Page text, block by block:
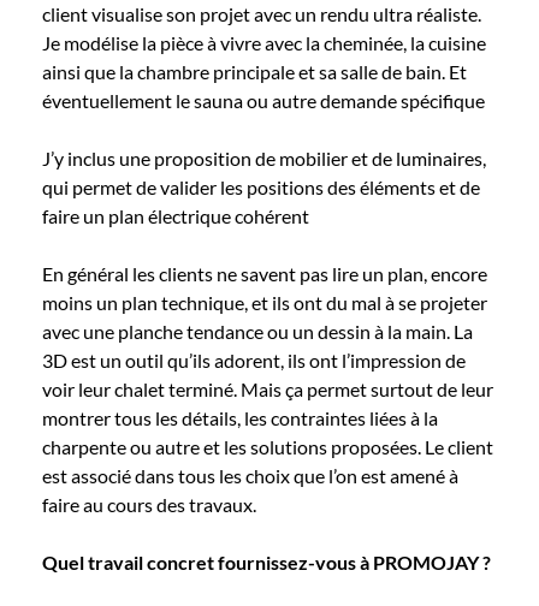
client visualise son projet avec un rendu ultra réaliste.
Je modélise la pièce à vivre avec la cheminée, la cuisine
ainsi que la chambre principale et sa salle de bain. Et
éventuellement le sauna ou autre demande spécifique
J’y inclus une proposition de mobilier et de luminaires,
qui permet de valider les positions des éléments et de
faire un plan électrique cohérent
En général les clients ne savent pas lire un plan, encore
moins un plan technique, et ils ont du mal à se projeter
avec une planche tendance ou un dessin à la main. La
3D est un outil qu’ils adorent, ils ont l’impression de
voir leur chalet terminé. Mais ça permet surtout de leur
montrer tous les détails, les contraintes liées à la
charpente ou autre et les solutions proposées. Le client
est associé dans tous les choix que l’on est amené à
faire au cours des travaux.
Quel travail concret fournissez-vous à PROMOJAY ?